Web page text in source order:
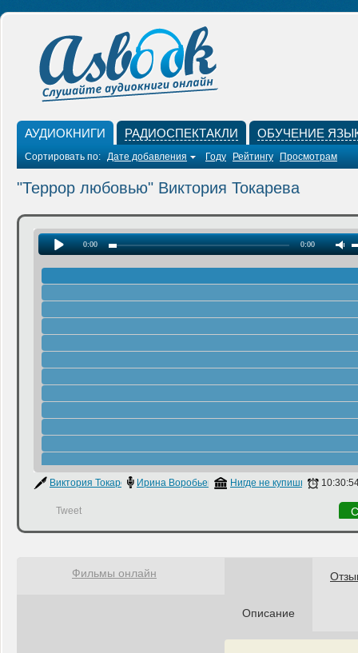
АУДИОКНИГИ РАДИОСПЕКТАКЛИ ОБУЧЕНИЕ
Сортировать по: Дате добавления Году Рейтингу Просмотрам
"Террор любовью" Виктория Токарева
0:00 0:00
Виктория Токарева Ирина Воробьева Нигде не купишь
Tweet
Описание
Фильмы онлайн